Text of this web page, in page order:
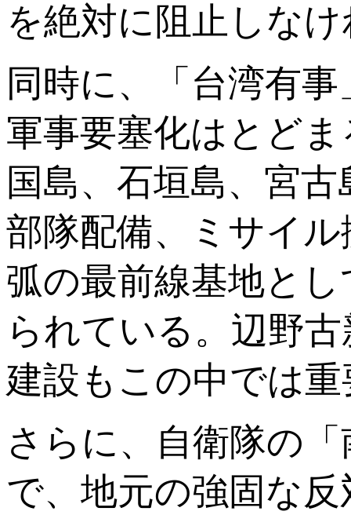
を絶対に阻止しな
同時に、「台湾有
軍事要塞化はとど
国島、石垣島、宮
部隊配備、ミサイ
弧の最前線基地と
られている。辺野
建設もこの中では
さらに、自衛隊の
で、地元の強固な